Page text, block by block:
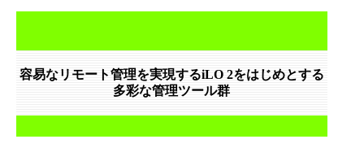
容易なリモート管理を実現するiLO 2をはじめとする
多彩な管理ツール群